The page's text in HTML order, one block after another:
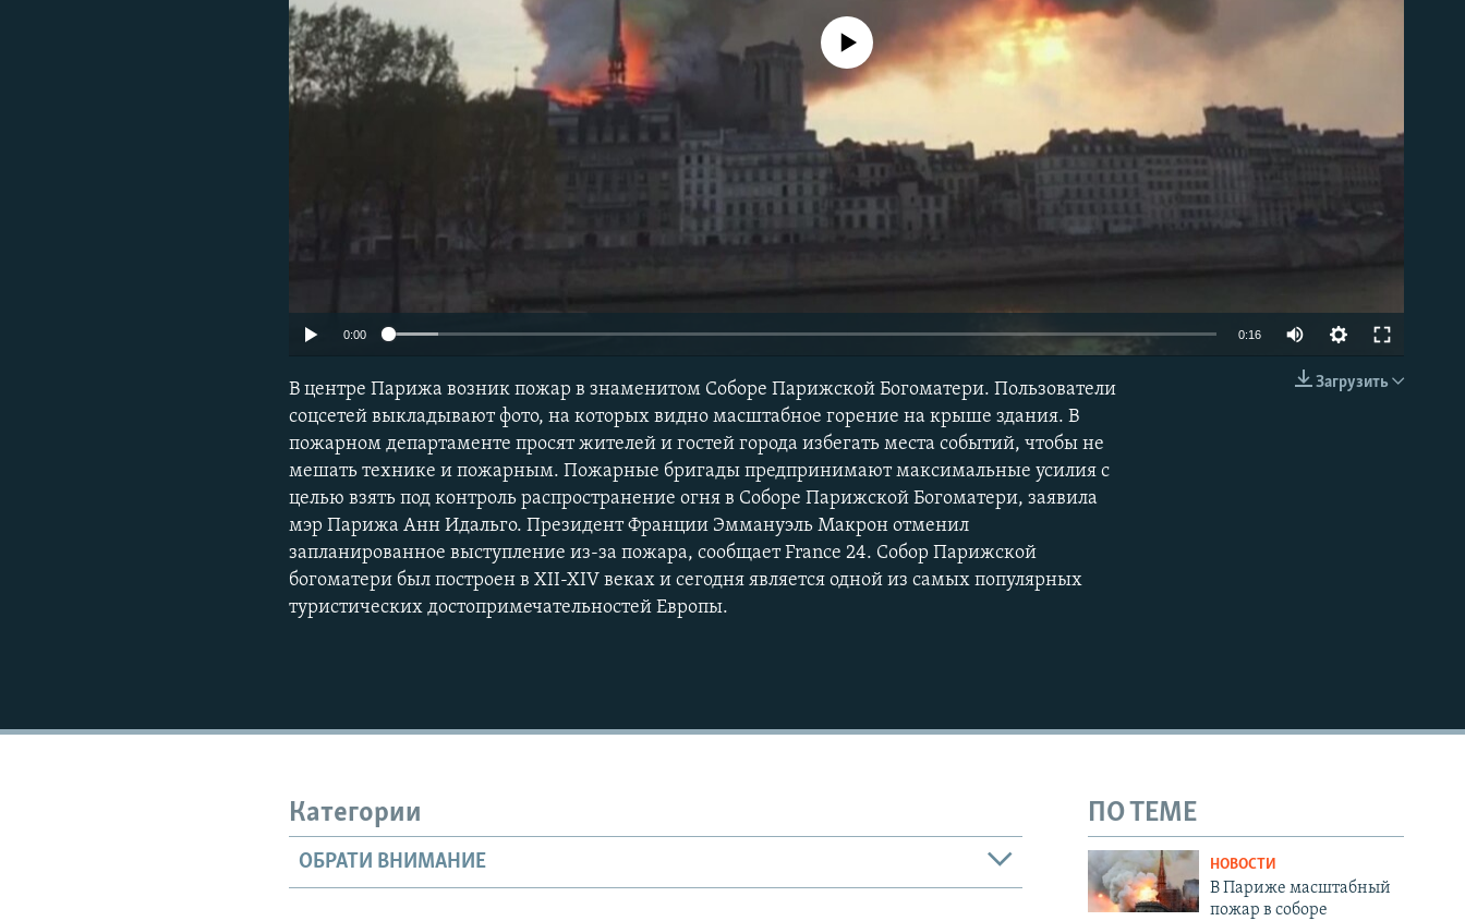
EMBED
No media source currently available
0:00 0:16
Загрузить
В центре Парижа возник пожар в знаменитом Соборе Парижской Богоматери. Пользователи
соцсетей выкладывают фото, на которых видно масштабное горение на крыше здания. В
пожарном департаменте просят жителей и гостей города избегать места событий, чтобы не
мешать технике и пожарным. Пожарные бригады предпринимают максимальные усилия с
целью взять под контроль распространение огня в Соборе Парижской Богоматери, заявила
мэр Парижа Анн Идальго. Президент Франции Эммануэль Макрон отменил
запланированное выступление из-за пожара, сообщает France 24. Собор Парижской
богоматери был построен в XII-XIV веках и сегодня является одной из самых популярных
туристических достопримечательностей Европы.
ПО ТЕМЕ
НОВОСТИ
В Париже масштабный
пожар в соборе
Категории
ОБРАТИ ВНИМАНИЕ